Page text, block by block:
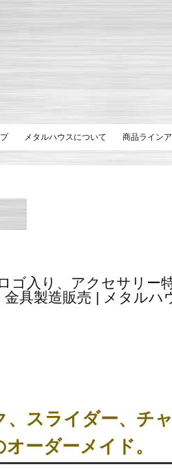
メタルハウスについて 商品ライン
ゴ入り、アクセサリー
具製造販売 | メタルハ
スライダー、チ
ーダーメイド。